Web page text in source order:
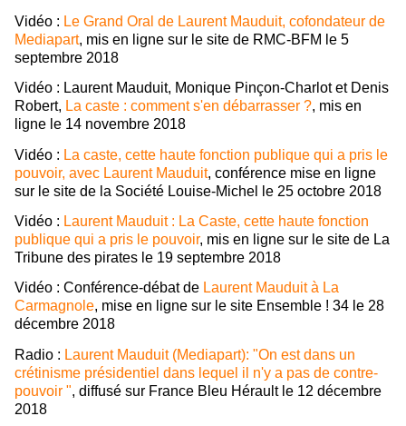
Vidéo : Le Grand Oral de Laurent Mauduit, cofondateur de
Mediapart, mis en ligne sur le site de RMC-BFM le 5
septembre 2018
Vidéo : Laurent Mauduit, Monique Pinçon-Charlot et Denis
Robert, La caste : comment s'en débarrasser ?, mis en
ligne le 14 novembre 2018
Vidéo : La caste, cette haute fonction publique qui a pris le
pouvoir, avec Laurent Mauduit, conférence mise en ligne
sur le site de la Société Louise-Michel le 25 octobre 2018
Vidéo : Laurent Mauduit : La Caste, cette haute fonction
publique qui a pris le pouvoir, mis en ligne sur le site de La
Tribune des pirates le 19 septembre 2018
Vidéo : Conférence-débat de Laurent Mauduit à La
Carmagnole, mise en ligne sur le site Ensemble ! 34 le 28
décembre 2018
Radio : Laurent Mauduit (Mediapart): "On est dans un
crétinisme présidentiel dans lequel il n'y a pas de contre-
pouvoir ", diffusé sur France Bleu Hérault le 12 décembre
2018